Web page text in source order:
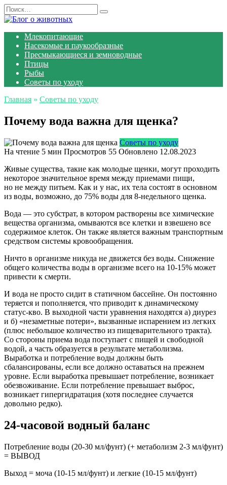
Перейти
к
Search
for:
Млекопитающие
Насекомые и паукообразные
Пресмыкающиеся и земноводные
Птицы
Рыбы
Советы по уходу
Главная » Советы по уходу
Почему вода важна для щенка?
Советы по уходу
На чтение 5 мин Просмотров 55 Обновлено 12.08.2023
Живые существа, такие как молодые щенки, могут проходить
некоторое значительное время между приемами пищи,
но не между питьем. Как и у нас, их тела состоят в основном
из воды, возможно, до 75% воды для 8-недельного щенка.
Вода — это субстрат, в котором растворены все химические
вещества организма, омываются все клетки и взвешено все
содержимое клеток. Он также является важным транспортным
средством системы кровообращения.
Ничто в организме никуда не движется без воды. Снижение
общего количества воды в организме всего на 10-15% может
привести к смерти.
И вода не просто сидит в статичном бассейне. Он постоянно
теряется и пополняется, что приводит к динамическому
статус-кво. В выходной части уравнения находятся а) диурез
и б) «незаметные потери», вызванные испарением из легких
(плюс небольшое количество из пищеварительного тракта).
Со стороны приема вода поступает с пищей и свободной
водой, а часть образуется в результате метаболизма.
Выработка и потребление воды должны быть
сбалансированы, если все должно оставаться на прежнем
уровне. Если выработка превышает потребление, возникает
обезвоживание. Если потребление превышает выброс,
возникает гипергидратация (хотя последнее случается
довольно редко).
24-часовой водный баланс
Потребление воды (20-30 мл/фунт) (+ метаболизм 2-3 мл/фунт)
= ВЫВОД
Выход = моча (10-15 мл/фунт) и легкие (10-15 мл/фунт)